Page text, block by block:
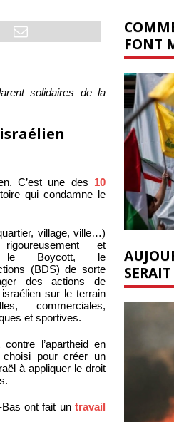
solidaires de la
C’est une des 10
qui condamne le
village, ville…)
et
le Boycott, le
(BDS) de sorte
des actions de
israélien sur le terrain
commerciales,
et sportives.
l’apartheid en
pour créer un
à appliquer le droit
Bas ont fait untravail
FONT